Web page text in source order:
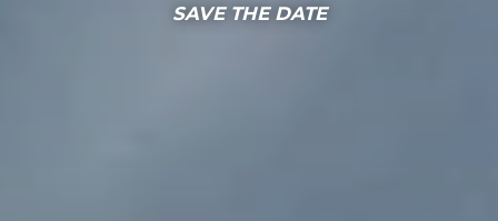
SAVE THE DATE